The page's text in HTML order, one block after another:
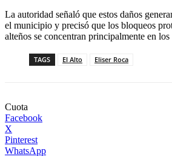
La autoridad señaló que estos daños
el municipio y precisó que los bloqueos
alteños se concentran principalmente en
TAGS El Alto Eliser Roca
Cuota
Facebook
X
Pinterest
WhatsApp